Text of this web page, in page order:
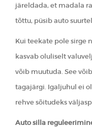
järeldada, et madala
tõttu, püsib auto
Kui teekate pole sirge
kasvab oluliselt
võib muutuda. See
tagajärgi. Igaljuhul ei
rehve sõitudeks
Auto silla